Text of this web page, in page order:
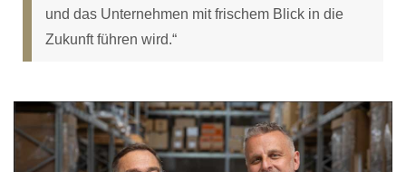
und das Unternehmen mit frischem Blick in die
Zukunft führen wird.“